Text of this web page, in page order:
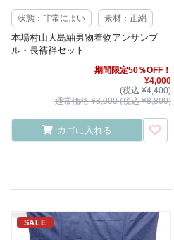
状態：非常によい 素材：正絹
本場村山大島紬男物着物アンサンブ
ル・長襦袢セット
期間限定50％OFF！
¥4,000
(税込 ¥4,400)
通常価格 ¥8,000 (税込 ¥8,800)
カゴに入れる
SALE